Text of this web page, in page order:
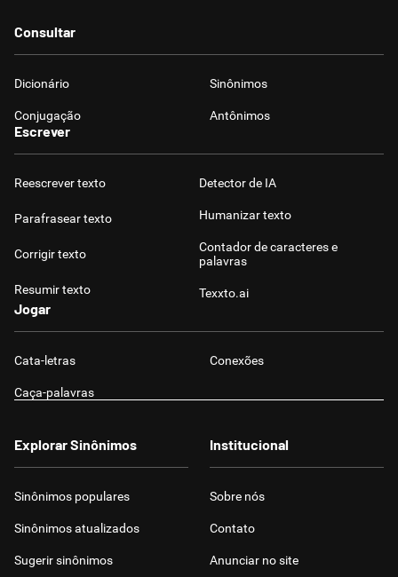
Consultar
Dicionário Sinônimos
Conjugação Antônimos
Escrever
Reescrever texto
Parafrasear texto
Corrigir texto
Resumir texto
Detector de IA
Humanizar texto
Contador de caracteres e
palavras
Texxto.ai
Jogar
Cata-letras Conexões
Caça-palavras
Explorar Sinônimos
Sinônimos populares
Sinônimos atualizados
Sugerir sinônimos
Institucional
Sobre nós
Contato
Anunciar no site